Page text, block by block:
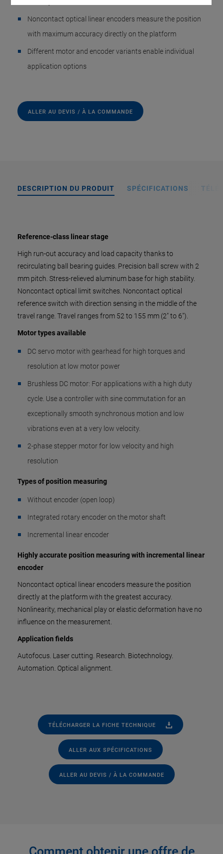
Noncontact optical linear encoders measure the position
with maximum accuracy directly on the platform
Different motor and encoder variants enable individual
application options
ALLER AU DEVIS / À LA COMMANDE
DESCRIPTION DU PRODUIT SPÉCIFICATIONS
Reference-class linear stage
High run-out accuracy and load capacity thanks to
recirculating ball bearing guides. Precision ball screw with 2
mm pitch. Stress-relieved aluminum base for high stability.
Noncontact optical limit switches. Noncontact optical
reference switch with direction sensing in the middle of the
travel range. Travel ranges from 52 to 155 mm (2" to 6").
Motor types available
DC servo motor with gearhead for high torques and
resolution at low motor power
Brushless DC motor: For applications with a high duty
cycle. Use a controller with sine commutation for an
exceptionally smooth synchronous motion and low
vibrations even at a very low velocity.
2-phase stepper motor for low velocity and high
resolution
Types of position measuring
Without encoder (open loop)
Integrated rotary encoder on the motor shaft
Incremental linear encoder
Highly accurate position measuring with incremental linear
encoder
Noncontact optical linear encoders measure the position
directly at the platform with the greatest accuracy.
Nonlinearity, mechanical play or elastic deformation have no
influence on the measurement.
Application fields
Autofocus. Laser cutting. Research. Biotechnology.
Automation. Optical alignment.
TÉLÉCHARGER LA FICHE TECHNIQUE
ALLER AUX SPÉCIFICATIONS
ALLER AU DEVIS / À LA COMMANDE